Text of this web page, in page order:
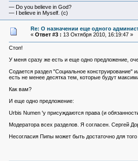
— Do you believe in God?
— I believe in Myself. (c)
Re: О назначении еще одного
« Ответ #3 : 13 Октября 2010, 16:19:47 »
Стоп!
У меня сразу же есть и еще одно предложение,
Содается раздел "Социальное конструирование"
есть не менее десятка тем, которые будут
Как вам?
И еще одно предложение:
Urbis Numen 'у присуждаются права (и
Модератора всех разделов. Я согласен. Сергей
Несогласия Пипы может быть достаточно для